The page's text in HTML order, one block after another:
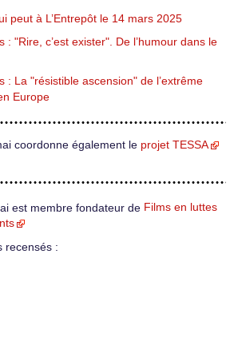
peut à L’Entrepôt le 14 mars 2025
: "Rire, c’est exister". De l’humour dans le
: La "résistible ascension" de l’extrême
Europe
coordonne également le projet TESSA
est membre fondateur de Films en luttes
recensés :